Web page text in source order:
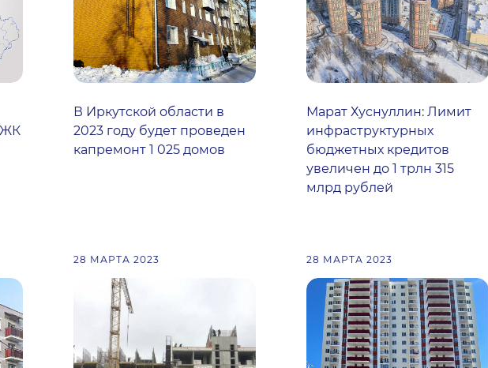
ЖК
В Иркутской области в
2023 году будет проведен
капремонт 1 025 домов
Марат Хуснуллин: Лимит
инфраструктурных
бюджетных кредитов
увеличен до 1 трлн 315
млрд рублей
28 МАРТА 2023 28 МАРТА 2023